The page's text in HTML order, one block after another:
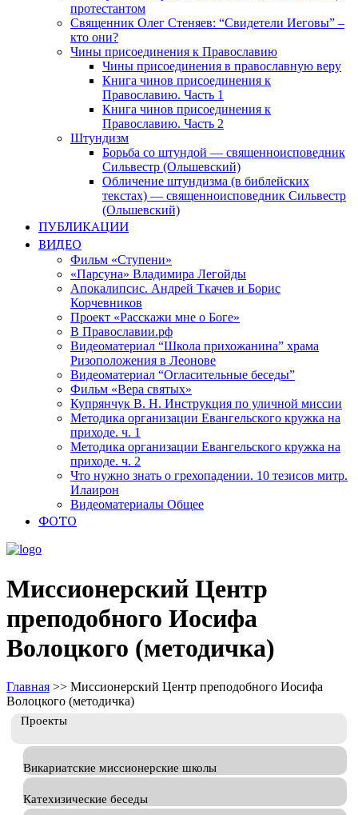
протестантом
Священник Олег Стеняев: “Свидетели Иеговы” –
кто они?
Чины присоединения к Православию
Чины присоединения в православную веру
Книга чинов присоединения к
Православию. Часть 1
Книга чинов присоединения к
Православию. Часть 2
Штундизм
Борьба со штундой — священноисповедник
Сильвестр (Ольшевский)
Обличение штундизма (в библейских
текстах) — священноисповедник Сильвестр
(Ольшевский)
ПУБЛИКАЦИИ
ВИДЕО
Фильм «Ступени»
«Парсуна» Владимира Легойды
Апокалипсис. Андрей Ткачев и Борис
Корчевников
Проект «Расскажи мне о Боге»
В Православии.рф
Видеоматериал “Школа прихожанина” храма
Ризоположения в Леонове
Видеоматериал “Огласительные беседы”
Фильм «Вера святых»
Купрянчук В. Н. Инструкция по уличной миссии
Методика организации Евангельского кружка на
приходе. ч. 1
Методика организации Евангельского кружка на
приходе. ч. 2
Что нужно знать о грехопадении. 10 тезисов митр.
Илаирон
Видеоматериалы Общее
ФОТО
Миссионерский Центр
преподобного Иосифа
Волоцкого (методичка)
Главная >> Миссионерский Центр преподобного Иосифа
Волоцкого (методичка)
Проекты
Викариатские миссионерские школы
Катехизические беседы